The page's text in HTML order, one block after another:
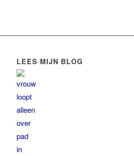
LEES MIJN BLOG